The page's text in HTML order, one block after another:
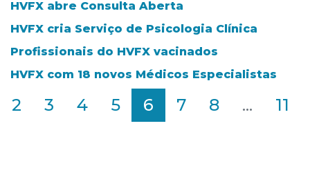
HVFX abre Consulta Aberta
HVFX cria Serviço de Psicologia Clínica
Profissionais do HVFX vacinados
HVFX com 18 novos Médicos Especialistas
2 3 4 5 6 7 8 ... 11